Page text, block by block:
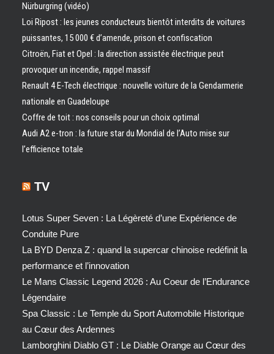
Nürburgring (vidéo)
Loi Ripost : les jeunes conducteurs bientôt interdits de voitures
puissantes, 15 000 € d’amende, prison et confiscation
Citroën, Fiat et Opel : la direction assistée électrique peut
provoquer un incendie, rappel massif
Renault 4 E-Tech électrique : nouvelle voiture de la Gendarmerie
nationale en Guadeloupe
Coffre de toit : nos conseils pour un choix optimal
Audi A2 e-tron : la future star du Mondial de l’Auto mise sur
l’efficience totale
TV
Lotus Super Seven : La Légèreté d’une Expérience de
Conduite Pure
La BYD Denza Z : quand la supercar chinoise redéfinit la
performance et l’innovation
Le Mans Classic Legend 2026 : Au Coeur de l’Endurance
Légendaire
Spa Classic : Le Temple du Sport Automobile Historique
au Cœur des Ardennes
Lamborghini Diablo GT : Le Diable Orange au Cœur des